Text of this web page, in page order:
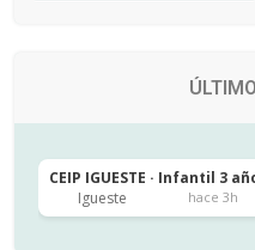
CEIP IGUESTE · Infantil 3
Igueste
hace 3h